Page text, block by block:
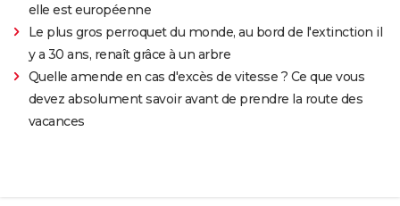
elle est européenne
Le plus gros perroquet du monde, au bord de l'extinction il
y a 30 ans, renaît grâce à un arbre
Quelle amende en cas d'excès de vitesse ? Ce que vous
devez absolument savoir avant de prendre la route des
vacances